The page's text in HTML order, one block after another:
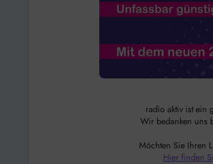
radio aktiv ist ein
Wir bedanken uns
Möchten Sie Ihren
Hier finden